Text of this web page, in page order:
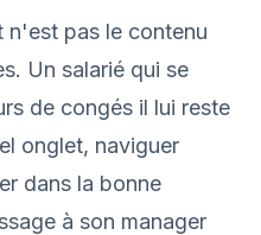
n'est pas le contenu
Un salarié qui se
de congés il lui reste
onglet, naviguer
dans la bonne
à son manager